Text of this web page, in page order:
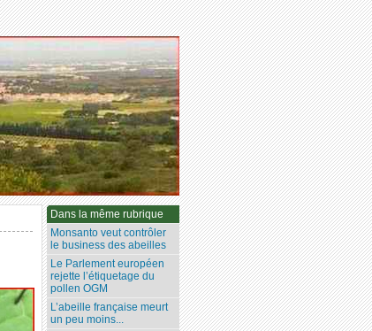
Dans la même rubrique
Monsanto veut contrôler
le business des abeilles
Le Parlement européen
rejette l’étiquetage du
pollen OGM
L’abeille française meurt
un peu moins...